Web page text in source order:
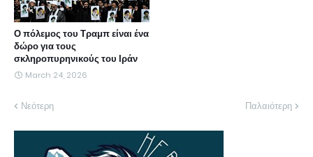
Ο πόλεμος του Τραμπ είναι ένα
δώρο για τους
σκληροπυρηνικούς του Ιράν
March 24, 2026
Νεότερη Παλαιότερη